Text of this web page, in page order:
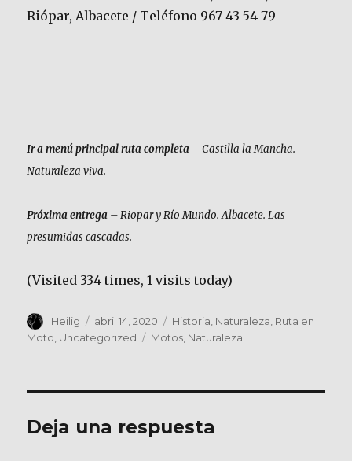
Riópar, Albacete / Teléfono 967 43 54 79
Ir a menú principal ruta completa – Castilla la Mancha.
Naturaleza viva.
Próxima entrega – Riopar y Río Mundo. Albacete. Las
presumidas cascadas.
(Visited 334 times, 1 visits today)
Autor
Heilig
Publicado
el
abril 14, 2020 Categorías
Historia Naturaleza Ruta en
Moto Uncategorized Etiquetas
Motos Naturaleza
Deja una respuesta